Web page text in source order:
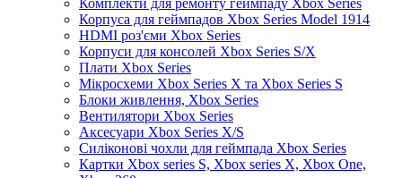
Корпуса для геймпадов Xbox Series Model 1914
HDMI роз'єми Xbox Series
Корпуси для консолей Xbox Series S/X
Плати Xbox Series
Мікросхеми Xbox Series X та Xbox Series S
Блоки живлення, Xbox Series
Вентилятори Xbox Series
Аксесуари Xbox Series X/S
Силіконові чохли для геймпада Xbox Series
Картки Xbox series S, Xbox series X, Xbox One,